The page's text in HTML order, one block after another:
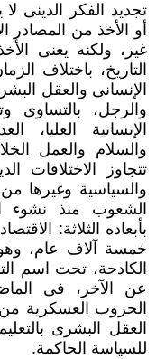
تجديد الفكر الدينى
أو الأخذ من المصادر
غير، ولكنه يعنى
التاريخ، باختلاف
الإنسانى والعقل
والرجل، بالتساوى
الإنسانية العليا،
والسلام والعمل
تتجاوز الاختلافات
والسياسية وغيرها
الشعوب منذ نشوء
بأبعاده الثلاثة:
خمسة آلاف عام،
الكادحة، تحت اسم
عن الآخر، فى
الحروب العسكرية من
العقل البشرى
للسياسة الحاكمة.